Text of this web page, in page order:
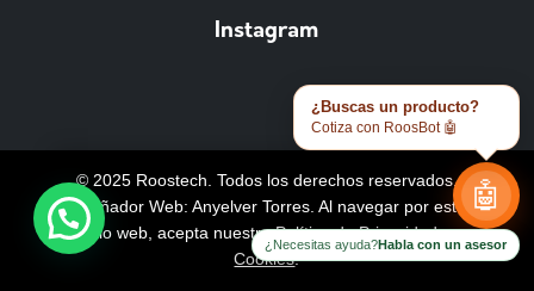
Instagram
© 2025 Roostech. Todos los derechos reservados.
Diseñador Web: Anyelver Torres . Al navegar por este
sitio web, acepta nuestraPolítica de Privacidad y
Cookies.
¿Buscas un producto?
Cotiza con RoosBot 🤖
🤖
¿Necesitas ayuda?Habla con un asesor